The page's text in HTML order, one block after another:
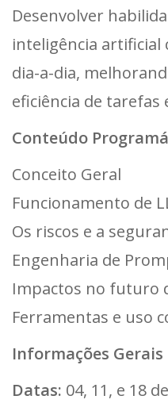
Desenvolver
inteligência artificial
dia-a-dia,
eficiência de tarefas
Conteúdo
Conceito Geral
Funcionamento de
Os riscos e a
Engenharia de
Impactos no futuro
Ferramentas e uso
Informações Gerais
Datas: 04, 11, e 18